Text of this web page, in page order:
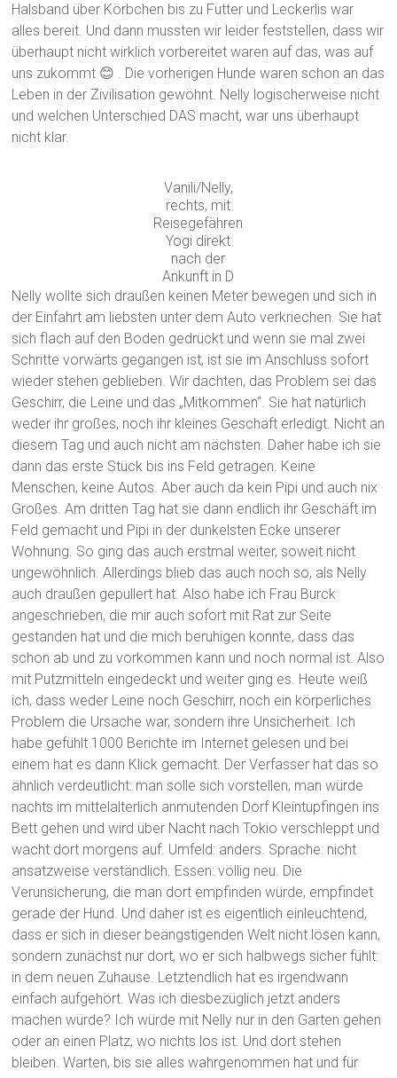
Halsband über Körbchen bis zu Futter und Leckerlis war
alles bereit. Und dann mussten wir leider feststellen, dass wir
überhaupt nicht wirklich vorbereitet waren auf das, was auf
uns zukommt 😊 . Die vorherigen Hunde waren schon an das
Leben in der Zivilisation gewöhnt. Nelly logischerweise nicht
und welchen Unterschied DAS macht, war uns überhaupt
nicht klar.
Vanili/Nelly,
rechts, mit
Reisegefähren
Yogi direkt
nach der
Ankunft in D
Nelly wollte sich draußen keinen Meter bewegen und sich in
der Einfahrt am liebsten unter dem Auto verkriechen. Sie hat
sich flach auf den Boden gedrückt und wenn sie mal zwei
Schritte vorwärts gegangen ist, ist sie im Anschluss sofort
wieder stehen geblieben. Wir dachten, das Problem sei das
Geschirr, die Leine und das „Mitkommen“. Sie hat natürlich
weder ihr großes, noch ihr kleines Geschäft erledigt. Nicht an
diesem Tag und auch nicht am nächsten. Daher habe ich sie
dann das erste Stück bis ins Feld getragen. Keine
Menschen, keine Autos. Aber auch da kein Pipi und auch nix
Großes. Am dritten Tag hat sie dann endlich ihr Geschäft im
Feld gemacht und Pipi in der dunkelsten Ecke unserer
Wohnung. So ging das auch erstmal weiter, soweit nicht
ungewöhnlich. Allerdings blieb das auch noch so, als Nelly
auch draußen gepullert hat. Also habe ich Frau Burck
angeschrieben, die mir auch sofort mit Rat zur Seite
gestanden hat und die mich beruhigen konnte, dass das
schon ab und zu vorkommen kann und noch normal ist. Also
mit Putzmitteln eingedeckt und weiter ging es. Heute weiß
ich, dass weder Leine noch Geschirr, noch ein körperliches
Problem die Ursache war, sondern ihre Unsicherheit. Ich
habe gefühlt 1000 Berichte im Internet gelesen und bei
einem hat es dann Klick gemacht. Der Verfasser hat das so
ähnlich verdeutlicht: man solle sich vorstellen, man würde
nachts im mittelalterlich anmutenden Dorf Kleintupfingen ins
Bett gehen und wird über Nacht nach Tokio verschleppt und
wacht dort morgens auf. Umfeld: anders. Sprache: nicht
ansatzweise verständlich. Essen: völlig neu. Die
Verunsicherung, die man dort empfinden würde, empfindet
gerade der Hund. Und daher ist es eigentlich einleuchtend,
dass er sich in dieser beängstigenden Welt nicht lösen kann,
sondern zunächst nur dort, wo er sich halbwegs sicher fühlt:
in dem neuen Zuhause. Letztendlich hat es irgendwann
einfach aufgehört. Was ich diesbezüglich jetzt anders
machen würde? Ich würde mit Nelly nur in den Garten gehen
oder an einen Platz, wo nichts los ist. Und dort stehen
bleiben. Warten, bis sie alles wahrgenommen hat und für